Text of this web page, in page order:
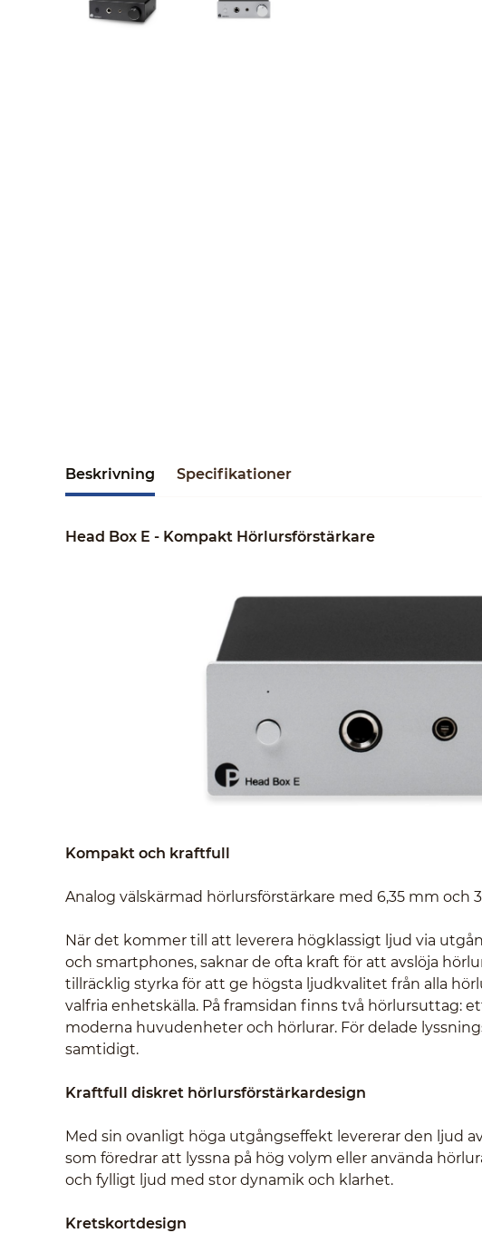
Beskrivning Specifikationer
Head Box E - Kompakt Hörlursförstärkare
Kompakt och kraftfull
Analog välskärmad hörlursförstärkare med 6,35 mm och
När det kommer till att leverera högklassigt ljud via
och smartphones, saknar de ofta kraft för att avslöja
tillräcklig styrka för att ge högsta ljudkvalitet från alla
valfria enhetskälla. På framsidan finns två hörlursuttag:
moderna huvudenheter och hörlurar. För delade
samtidigt.
Kraftfull diskret hörlursförstärkardesign
Med sin ovanligt höga utgångseffekt levererar den ljud
som föredrar att lyssna på hög volym eller använda
och fylligt ljud med stor dynamik och klarhet.
Kretskortdesign